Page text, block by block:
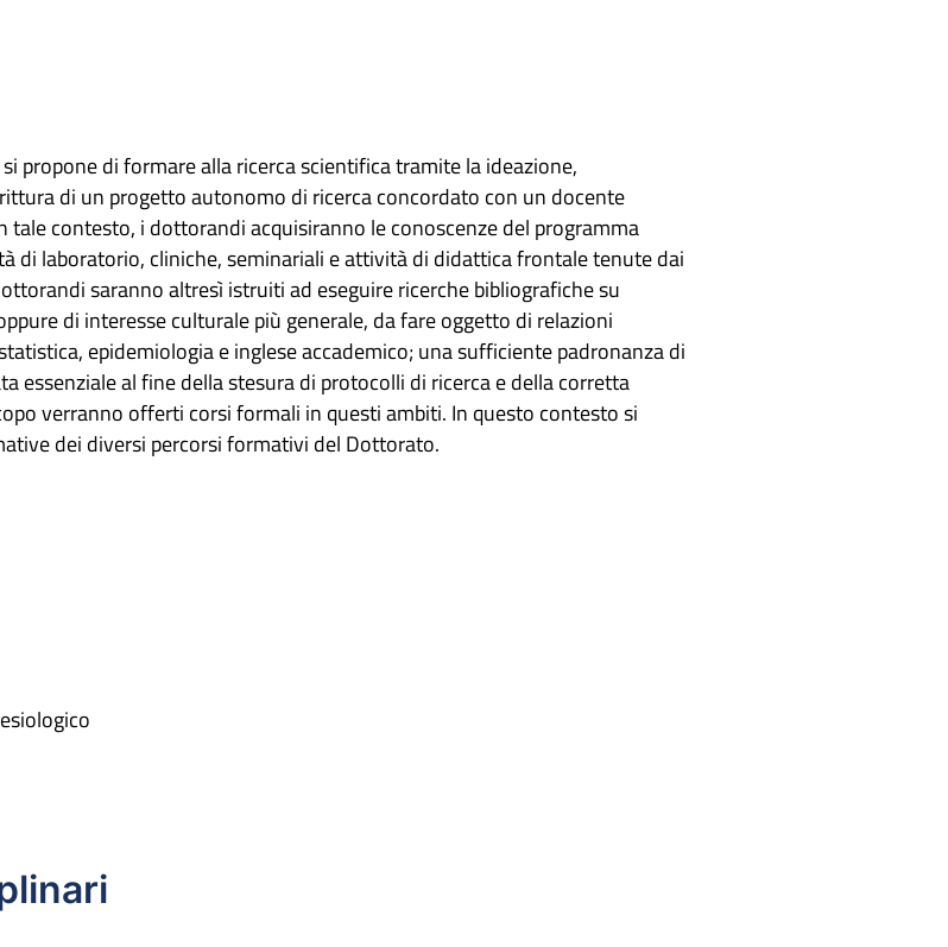
propone di formare alla ricerca scientifica tramite la ideazione,
di un progetto autonomo di ricerca concordato con un docente
tale contesto, i dottorandi acquisiranno le conoscenze del programma
di laboratorio, cliniche, seminariali e attività di didattica frontale tenute dai
saranno altresì istruiti ad eseguire ricerche bibliografiche su
di interesse culturale più generale, da fare oggetto di relazioni
epidemiologia e inglese accademico; una sufficiente padronanza di
essenziale al fine della stesura di protocolli di ricerca e della corretta
verranno offerti corsi formali in questi ambiti. In questo contesto si
dei diversi percorsi formativi del Dottorato.